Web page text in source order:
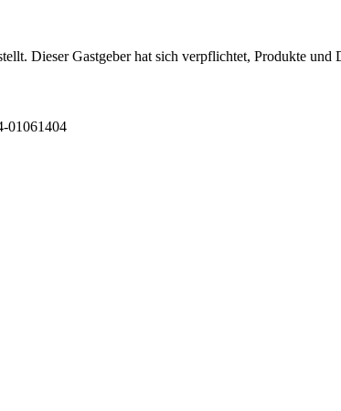
Dieser Gastgeber hat sich verpflichtet, Produkte
01061404